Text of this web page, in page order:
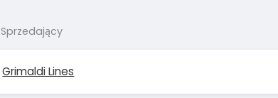
Sprzedający
Grimaldi Lines